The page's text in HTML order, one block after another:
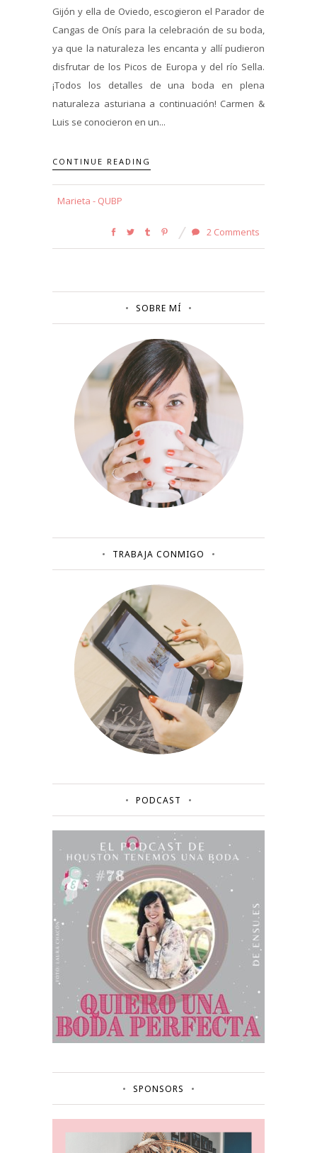
Gijón y ella de Oviedo, escogieron el Parador de
Cangas de Onís para la celebración de su boda,
ya que la naturaleza les encanta y allí pudieron
disfrutar de los Picos de Europa y del río Sella.
¡Todos los detalles de una boda en plena
naturaleza asturiana a continuación! Carmen &
Luis se conocieron en un...
CONTINUE READING
Marieta - QUBP
2 Comments
SOBRE MÍ
TRABAJA CONMIGO
PODCAST
SPONSORS